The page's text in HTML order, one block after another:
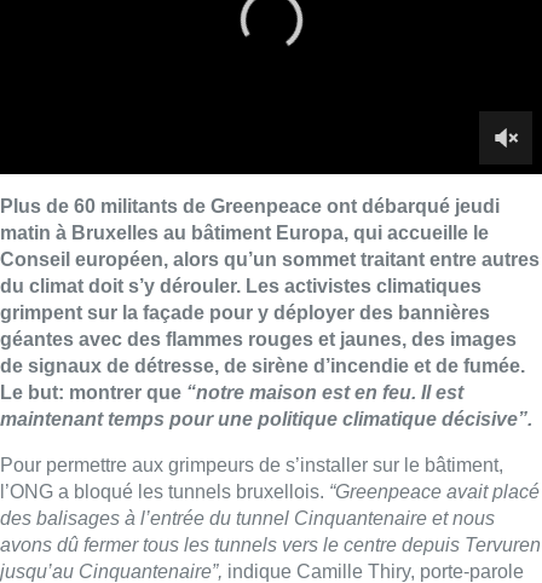
géantes avec des flammes rouges et jaunes, des images
de signaux de détresse, de sirène d’incendie et de fumée.
Pour permettre aux grimpeurs de s’installer sur le bâtiment,
“Greenpeace avait placé
des balisages à l’entrée du tunnel Cinquantenaire et nous
avons dû fermer tous les tunnels vers le centre depuis Tervuren
jusqu’au Cinquantenaire”,
indique Camille Thiry, porte-parole
de Bruxelles Mobilité.
Le balisage a depuis été retiré mais des embarras de
circulation pourraient perdurer étant donné que le blocage a eu
lieu en pleine heure de pointe. Greenpeace n’avait pas
d’autorisation pour mener son action. La police est intervenue
sur place et les militants ont dû s’identifier, signale l’ONG. Vers
07h15, aucune interpellation n’avait été effectuée, précise
toutefois la porte-parole Sarah Jacobs.